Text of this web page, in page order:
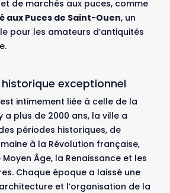
de marchés aux puces, comme
aux Puces de Saint-Ouen, un
pour les amateurs d’antiquités
exceptionnel
est intimement liée à celle de la
a plus de 2000 ans, la ville a
périodes historiques, de
à la Révolution française,
Âge, la Renaissance et les
Chaque époque a laissé une
et l’organisation de la